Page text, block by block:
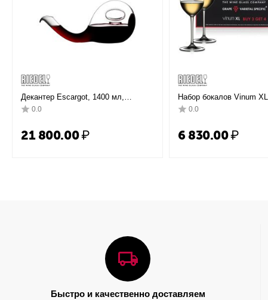
Декантер Escargot, 1400 мл,
2011/02, Riedel
0.0
21 800.00₽
Набор бокалов Vinum
Grand Cru Pay 3 Get 4,
шт., 7416/51, Riedel
0.0
6 830.00₽
Быстро и качественно доставляем